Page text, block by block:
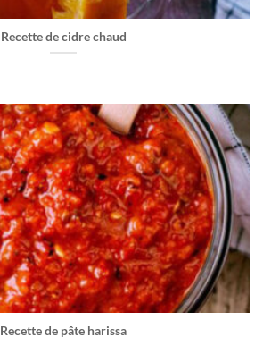
Recette de cidre chaud
Recette de pâte harissa